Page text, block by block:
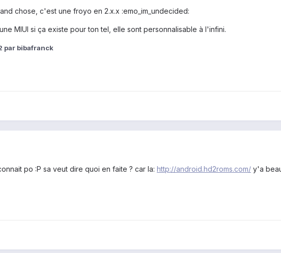
chose, c'est une froyo en 2.x.x :emo_im_undecided:
MIUI si ça existe pour ton tel, elle sont personnalisable à l'infini.
par bibafranck
po :P sa veut dire quoi en faite ? car la: http://android.hd2roms.com/ y'a